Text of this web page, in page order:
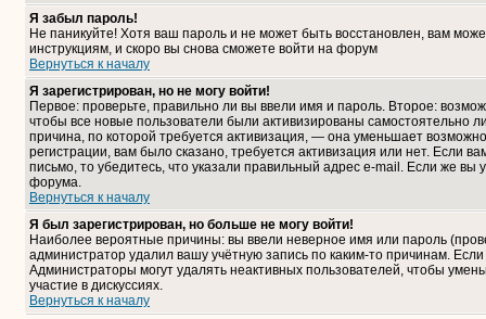
Я забыл пароль!
Не паникуйте! Хотя ваш пароль и не может быть восстановлен, вам
инструкциям, и скоро вы снова сможете войти на форум
Вернуться к началу
Я зарегистрирован, но не могу войти!
Первое: проверьте, правильно ли вы ввели имя и пароль. Второе:
чтобы все новые пользователи были активизированы самостоятельно
причина, по которой требуется активизация, — она уменьшает
регистрации, вам было сказано, требуется активизация или нет. Если
письмо, то убедитесь, что указали правильный адрес e-mail. Если же
форума.
Вернуться к началу
Я был зарегистрирован, но больше не могу войти!
Наиболее вероятные причины: вы ввели неверное имя или пароль
администратор удалил вашу учётную запись по каким-то причинам.
Администраторы могут удалять неактивных пользователей, чтобы
участие в дискуссиях.
Вернуться к началу